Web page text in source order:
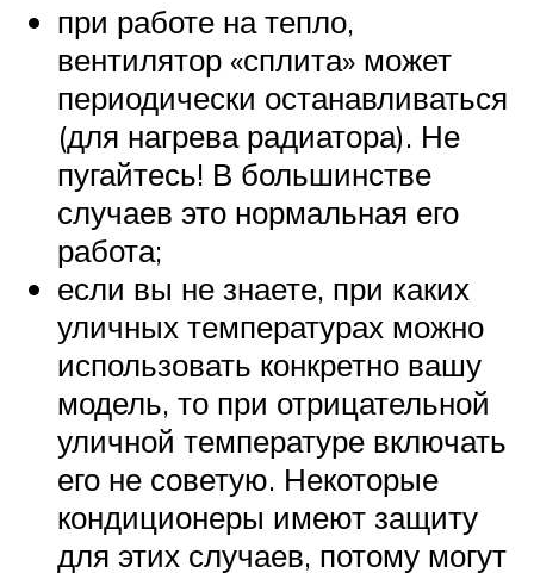
при работе на тепло,
вентилятор «сплита» может
периодически останавливаться
(для нагрева радиатора). Не
пугайтесь! В большинстве
случаев это нормальная его
работа;
если вы не знаете, при каких
уличных температурах можно
использовать конкретно вашу
модель, то при отрицательной
уличной температуре включать
его не советую. Некоторые
кондиционеры имеют защиту
для этих случаев, потому могут